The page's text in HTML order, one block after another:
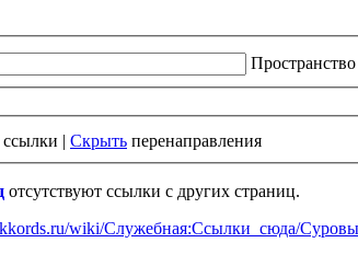
ссылки | Скрыть перенаправления
отсутствуют ссылки с других страниц.
wiki/Служебная:Ссылки_сюда/